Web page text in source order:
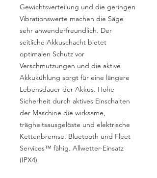
Gewichtsverteilung und die geringen
Vibrationswerte machen die Säge
sehr anwenderfreundlich. Der
seitliche Akkuschacht bietet
optimalen Schutz vor
Verschmutzungen und die aktive
Akkukühlung sorgt für eine längere
Lebensdauer der Akkus. Hohe
Sicherheit durch aktives Einschalten
der Maschine die wirksame,
trägheitsausgelöste und elektrische
Kettenbremse. Bluetooth und Fleet
Services™ fähig. Allwetter-Einsatz
(IPX4).